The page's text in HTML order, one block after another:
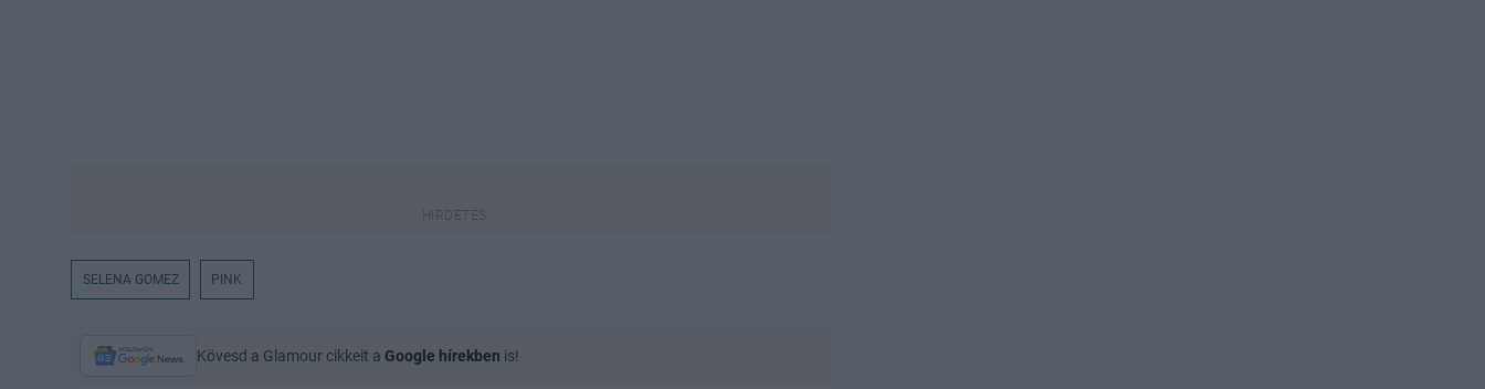
SELENA GOMEZ PINK
Kövesd a Glamour cikkeit a Google hírekben is!